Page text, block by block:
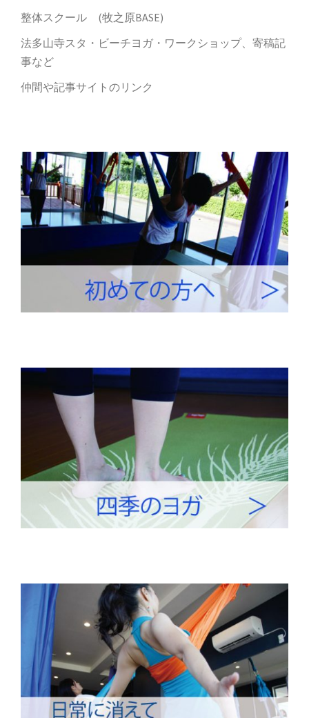
整体スクール (牧之原BASE)
法多山寺スタ・ビーチヨガ・ワークショップ、寄稿記
事など
仲間や記事サイトのリンク